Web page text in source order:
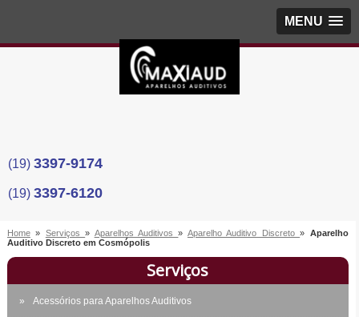
MENU
(19) 3397-9174
(19) 3397-6120
Home » Serviços» Aparelhos Auditivos» Aparelho Auditivo Discreto» Aparelho
Auditivo Discreto em Cosmópolis
Serviços
Acessórios para Aparelhos Auditivos